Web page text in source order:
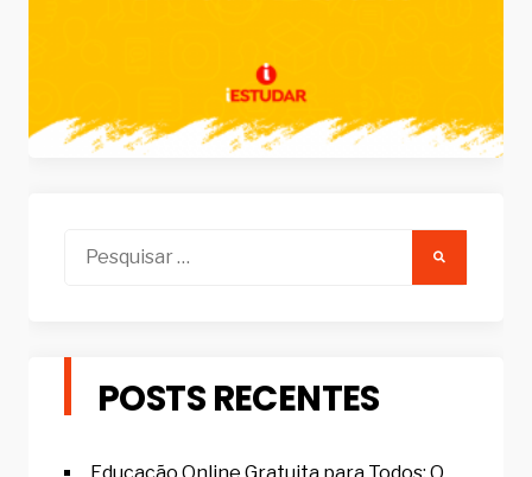
Pesquisar
POSTS RECENTES
Educação Online Gratuita para Todos: O